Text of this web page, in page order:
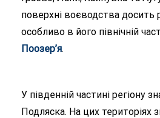
поверхні воєводства досить
особливо в його північній
Поозер’я.
У південній частині регіону
Подляска. На цих територіях